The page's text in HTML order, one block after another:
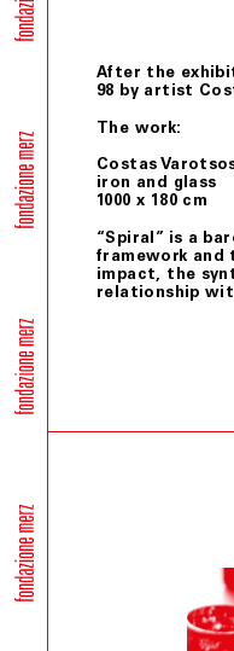
After the
98 by artist
The work:
Costas
iron and glass
1000 x 180 cm
“Spiral” is a
framework and
impact, the
relationship